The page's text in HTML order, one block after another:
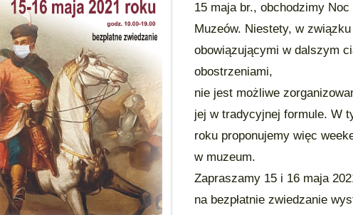
15 maja br., obchodzimy Noc
Muzeów. Niestety, w
obowiązującymi w dalszym
obostrzeniami,
nie jest możliwe
jej w tradycyjnej formule. W
roku proponujemy więc
w muzeum.
Zapraszamy 15 i 16 maja
na bezpłatnie zwiedzanie